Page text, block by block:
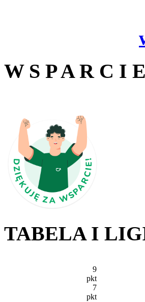
W S P A R C I E
TABELA I
9
pkt
7
pkt